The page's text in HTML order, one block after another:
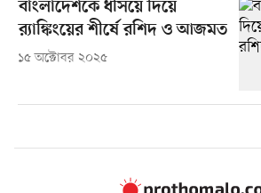
বাংলাদেশকে ধসিয়ে দিয়ে
র‍্যাঙ্কিংয়ের শীর্ষে রশিদ ও আজমত
১৫ অক্টোবর ২০২৫